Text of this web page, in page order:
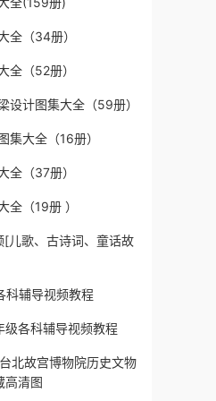
全（34册）
全（52册）
设计图集大全（59册）
集大全（16册）
全（37册）
全（19册 ）
儿歌、古诗词、童话故
科辅导视频教程
级各科辅导视频教程
北故宫博物院历史文物
高清图